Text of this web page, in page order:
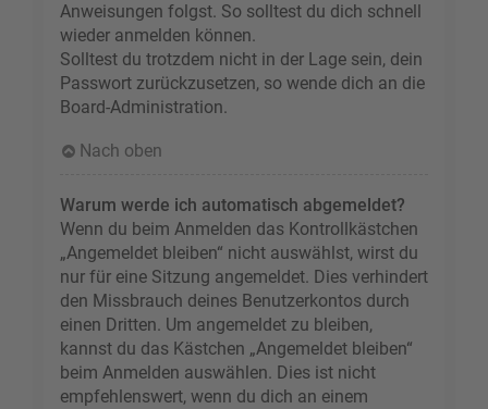
Anweisungen folgst. So solltest du dich schnell
wieder anmelden können.
Solltest du trotzdem nicht in der Lage sein, dein
Passwort zurückzusetzen, so wende dich an die
Board-Administration.
Nach oben
Warum werde ich automatisch abgemeldet?
Wenn du beim Anmelden das Kontrollkästchen
„Angemeldet bleiben“ nicht auswählst, wirst du
nur für eine Sitzung angemeldet. Dies verhindert
den Missbrauch deines Benutzerkontos durch
einen Dritten. Um angemeldet zu bleiben,
kannst du das Kästchen „Angemeldet bleiben“
beim Anmelden auswählen. Dies ist nicht
empfehlenswert, wenn du dich an einem